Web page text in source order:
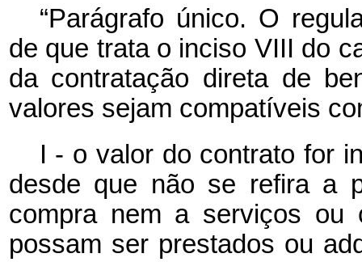
“Parágrafo único. O
de que trata o inciso VIII do
da contratação direta de
valores sejam compatíveis
I - o valor do contrato for
desde que não se refira a
compra nem a serviços ou
possam ser prestados ou